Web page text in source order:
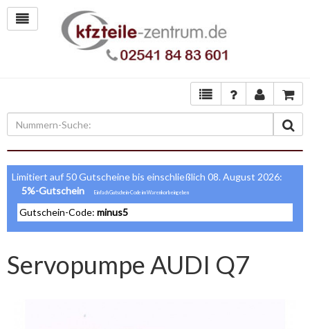
Limitiert auf 50 Gutscheine bis einschließlich 08. August 2026:
5%-Gutschein
Gutschein-Code: minus5
Servopumpe AUDI Q7